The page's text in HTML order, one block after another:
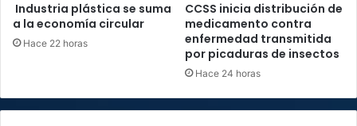
Industria plástica se suma
a la economía circular
Hace 22 horas
CCSS inicia distribución de
medicamento contra
enfermedad transmitida
por picaduras de insectos
Hace 24 horas